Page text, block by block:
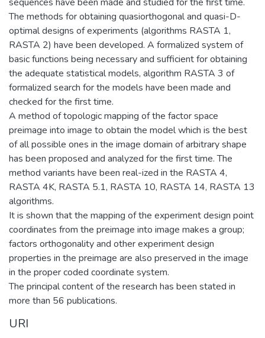
The methods for obtaining quasiorthogonal and quasi-D-
optimal designs of experiments (algorithms RASTA 1,
RASTA 2) have been developed. A formalized system of
basic functions being necessary and sufficient for obtaining
the adequate statistical models, algorithm RASTA 3 of
formalized search for the models have been made and
checked for the first time.
A method of topologic mapping of the factor space
preimage into image to obtain the model which is the best
of all possible ones in the image domain of arbitrary shape
has been proposed and analyzed for the first time. The
method variants have been real-ized in the RASTA 4,
RASTA 4K, RASTA 5.1, RASTA 10, RASTA 14, RASTA 13
algorithms.
It is shown that the mapping of the experiment design point
coordinates from the preimage into image makes a group;
factors orthogonality and other experiment design
properties in the preimage are also preserved in the image
in the proper coded coordinate system.
The principal content of the research has been stated in
more than 56 publications.
URI